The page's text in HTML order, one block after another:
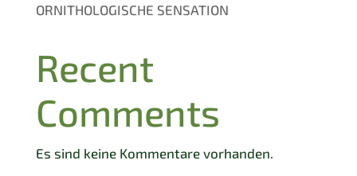
ORNITHOLOGISCHE SENSATION
Recent
Comments
Es sind keine Kommentare vorhanden.